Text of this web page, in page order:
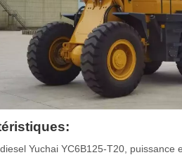
Yuchai YC6B125-T20, puissance